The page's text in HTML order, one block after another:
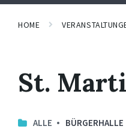
HOME
St.
ALLE BÜRGERHALLE